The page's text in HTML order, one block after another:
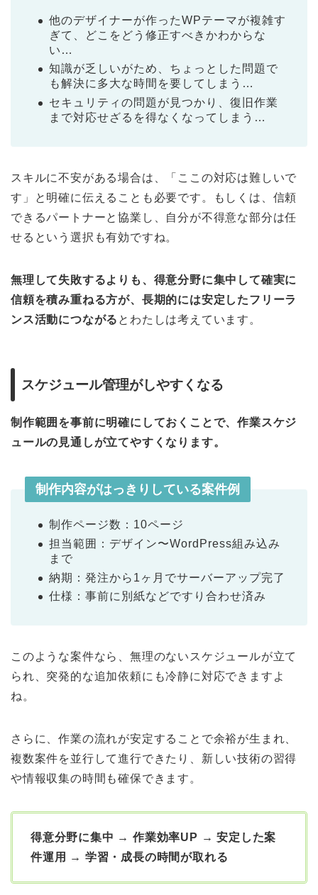
他のデザイナーが作ったWPテーマが複雑す
ぎて、どこをどう修正すべきかわからな
い…
知識が乏しいがため、ちょっとした問題で
も解決に多大な時間を要してしまう…
セキュリティの問題が見つかり、復旧作業
まで対応せざるを得なくなってしまう…
スキルに不安がある場合は、「ここの対応は難しいで
す」と明確に伝えることも必要です。もしくは、信頼
できるパートナーと協業し、自分が不得意な部分は任
せるという選択も有効ですね。
無理して失敗するよりも、得意分野に集中して確実に
信頼を積み重ねる方が、長期的には安定したフリーラ
ンス活動につながる とわたしは考えています。
スケジュール管理がしやすくなる
制作範囲を事前に明確にしておくことで、作業スケジ
ュールの見通しが立てやすくなります。
制作内容がはっきりしている案件例
制作ページ数：10ページ
担当範囲：デザイン〜WordPress組み込み
まで
納期：発注から1ヶ月でサーバーアップ完了
仕様：事前に別紙などですり合わせ済み
このような案件なら、無理のないスケジュールが立て
られ、突発的な追加依頼にも冷静に対応できますよ
ね。
さらに、作業の流れが安定することで余裕が生まれ、
複数案件を並行して進行できたり、新しい技術の習得
や情報収集の時間も確保できます。
得意分野に集中 → 作業効率UP → 安定した案
件運用 → 学習・成長の時間が取れる